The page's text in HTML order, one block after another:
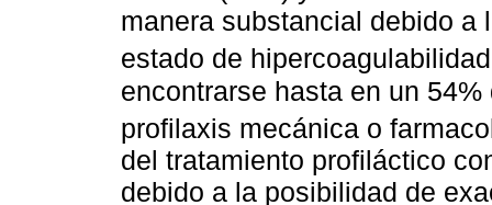
manera substancial debido
estado de
encontrarse hasta en un
profilaxis mecánica o
del tratamiento profiláctico
debido a la posibilidad de